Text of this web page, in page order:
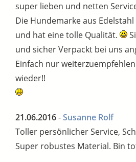
super lieben und netten
Die Hundemarke aus
und hat eine tolle Qualität.
und sicher Verpackt bei uns
Einfach nur
wieder!!
21.06.2016-Susanne Rolf
Toller persönlicher Service,
Super robustes Material. Bin